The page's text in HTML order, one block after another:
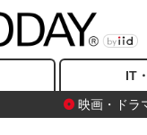
IT
映画・ドラ